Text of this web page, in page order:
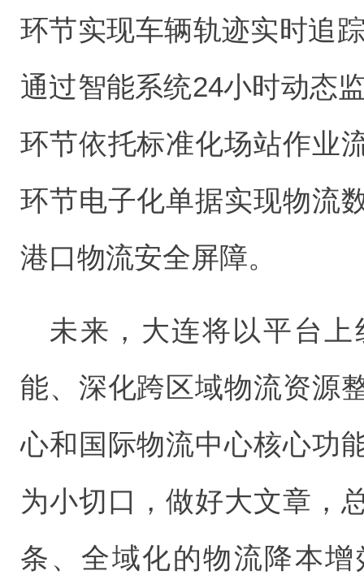
环节实现车辆轨迹实时追
通过智能系统24小时动态
环节依托标准化场站作业
环节电子化单据实现物流
港口物流安全屏障。
未来，大连将以平台
能、深化跨区域物流资源
心和国际物流中心核心功
为小切口，做好大文章，
条、全域化的物流降本